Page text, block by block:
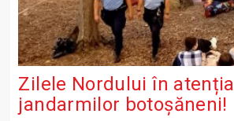
Zilele Nordului în atenția
jandarmilor botoșăneni!